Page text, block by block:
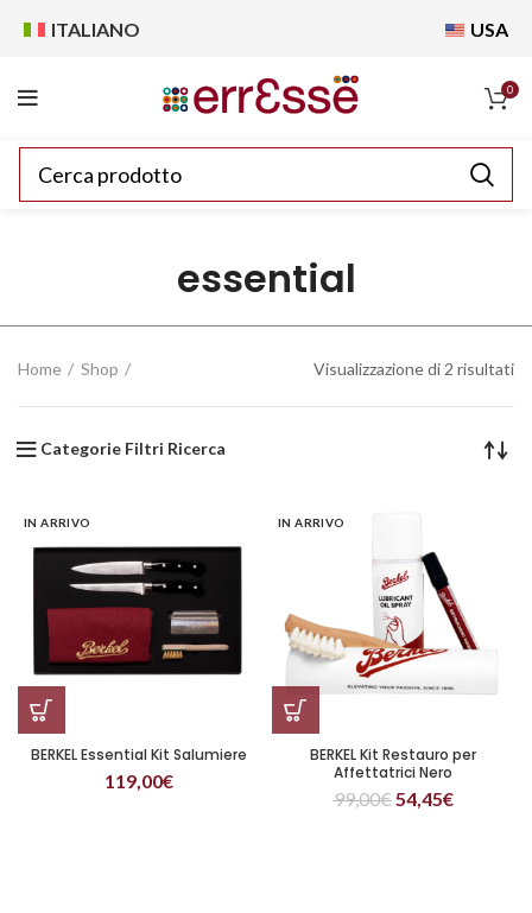
ITALIANO USA
0
essential
Home Shop Visualizzazione di 2 risultati
Categorie Filtri Ricerca
IN ARRIVO
BERKEL Essential Kit Salumiere
119,00€
IN ARRIVO
BERKEL Kit Restauro per
Affettatrici Nero
99,00€54,45€